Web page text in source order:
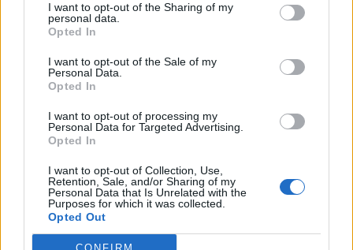
I want to opt-out of the Sharing of my
personal data.
Opted In
I want to opt-out of the Sale of my
Personal Data.
Opted In
I want to opt-out of processing my
Personal Data for Targeted Advertising.
Opted In
I want to opt-out of Collection, Use,
Retention, Sale, and/or Sharing of my
Personal Data that Is Unrelated with the
Purposes for which it was collected.
Opted Out
CONFIRM
Gubbröra med
karamelliserad lök
Den karamelliserade löken höjer upp denna klassiker till en
helt ny nivå av smakupplevelser.